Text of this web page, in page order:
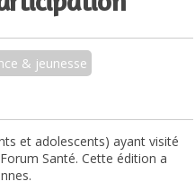
& jeunesse
et adolescents) ayant visité
Santé. Cette édition a